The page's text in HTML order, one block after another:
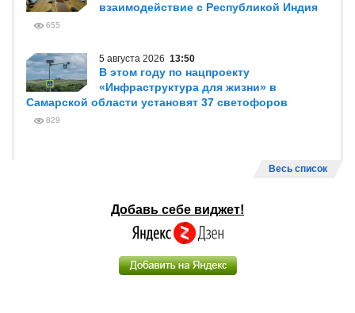
взаимодействие с Республикой Индия
655
5 августа 2026 13:50
В этом году по нацпроекту
«Инфраструктура для жизни» в
Самарской области установят 37 светофоров
829
Весь список
Добавь себе виджет!